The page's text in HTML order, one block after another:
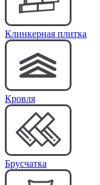
Клинкерная плитка
Кровля
Брусчатка